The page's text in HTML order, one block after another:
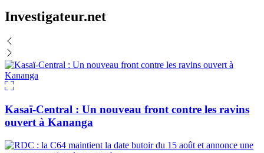
Investigateur.net
Kasaï-Central : Un nouveau front contre les ravins
ouvert à Kananga